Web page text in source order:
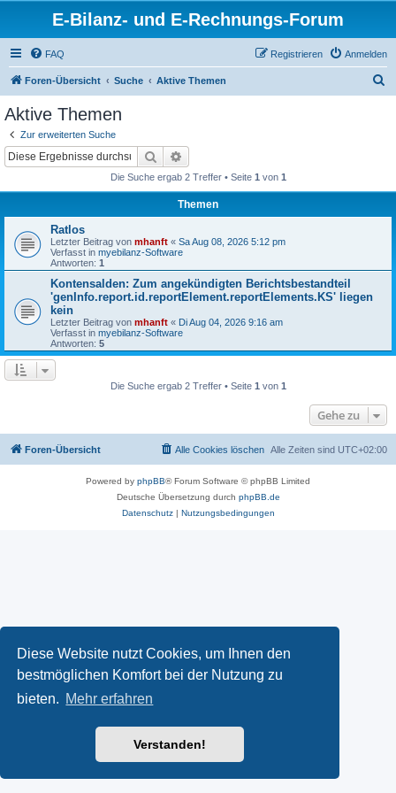
Diese Website nutzt Cookies, um Ihnen den
bestmöglichen Komfort bei der Nutzung zu
bieten. Mehr erfahren
Verstanden!
E-Bilanz- und E-Rechnungs-Forum
FAQ Anmelden
Registrieren
Foren-Übersicht Suche Aktive Themen
Aktive Themen
Zur erweiterten Suche
Suche
Die Suche ergab 2 Treffer • Seite 1 von 1
Themen
Ratlos
Letzter Beitrag von mhanft « Sa Aug 08, 2026 5:12 pm
Verfasst in myebilanz-Software
Antworten: 1
Kontensalden: Zum angekündigten Berichtsbestandteil
'genInfo.report.id.reportElement.reportElements.KS' liegen
kein
Letzter Beitrag von mhanft « Di Aug 04, 2026 9:16 am
Verfasst in myebilanz-Software
Antworten: 5
Die Suche ergab 2 Treffer • Seite 1 von 1
Gehe zu
Foren-Übersicht Alle Zeiten sind UTC+02:00
Alle Cookies löschen
Powered by phpBB® Forum Software © phpBB Limited
Deutsche Übersetzung durch phpBB.de
Datenschutz| Nutzungsbedingungen